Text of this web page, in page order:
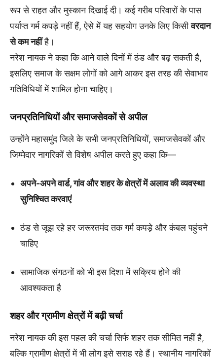
रूप से राहत और मुस्कान दिखाई दी। कई गरीब परिवारों के पास
पर्याप्त गर्म कपड़े नहीं हैं, ऐसे में यह सहयोग उनके लिए किसीवरदान
से कम नहींहै।
नरेश नायक ने कहा कि आने वाले दिनों में ठंड और बढ़ सकती है,
इसलिए समाज के सक्षम लोगों को आगे आकर इस तरह की सेवाभाव
गतिविधियों में शामिल होना चाहिए।
जनप्रतिनिधियों और समाजसेवकों से अपील
उन्होंने महासमुंद जिले के सभी जनप्रतिनिधियों, समाजसेवकों और
जिम्मेदार नागरिकों से विशेष अपील करते हुए कहा कि—
अपने-अपने वार्ड, गांव और शहर के क्षेत्रों में अलाव की व्यवस्था
सुनिश्चित करवाएं
ठंड से जूझ रहे हर जरूरतमंद तक गर्म कपड़े और कंबल पहुंचने
चाहिए
सामाजिक संगठनों को भी इस दिशा में सक्रिय होने की
आवश्यकता है
शहर और ग्रामीण क्षेत्रों में बढ़ी चर्चा
नरेश नायक की इस पहल की चर्चा सिर्फ शहर तक सीमित नहीं है,
बल्कि ग्रामीण क्षेत्रों में भी लोग इसे सराह रहे हैं। स्थानीय नागरिकों